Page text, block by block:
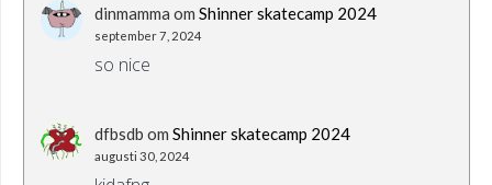
dinmamma om Shinner skatecamp 2024
september 7, 2024
so nice
dfbsdb om Shinner skatecamp 2024
augusti 30, 2024